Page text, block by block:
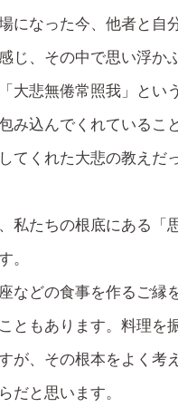
になった今、他者と自
じ、その中で思い浮か
大悲無倦常照我」とい
み込んでくれているこ
てくれた大悲の教えだ
私たちの根底にある「
。
などの食事を作るご縁
ともあります。料理を
が、その根本をよく考
だと思います。